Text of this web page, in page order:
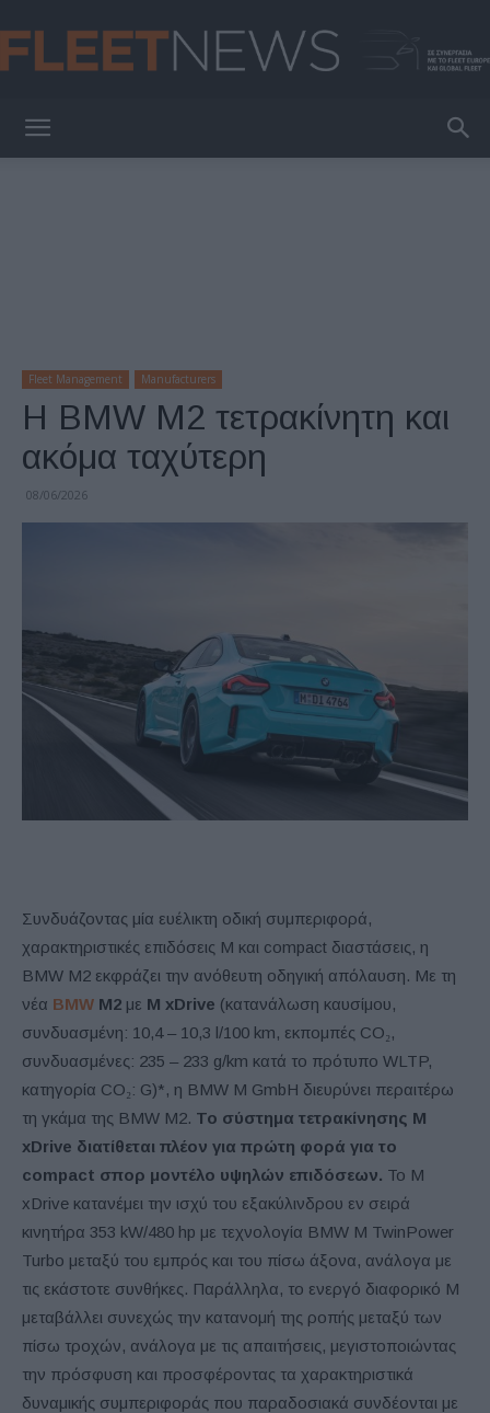
Fleet Management Manufacturers
Η ΒΜW M2 τετρακίνητη και
ακόμα ταχύτερη
08/06/2026
Συνδυάζοντας μία ευέλικτη οδική συμπεριφορά,
χαρακτηριστικές επιδόσεις M και compact διαστάσεις, η
BMW M2 εκφράζει την ανόθευτη οδηγική απόλαυση. Με τη
νέα BMW M2 με M xDrive (κατανάλωση καυσίμου,
συνδυασμένη: 10,4 – 10,3 l/100 km, εκπομπές CO₂,
συνδυασμένες: 235 – 233 g/km κατά το πρότυπο WLTP,
κατηγορία CO₂: G)*, η BMW M GmbH διευρύνει περαιτέρω
τη γκάμα της BMW M2. Το σύστημα τετρακίνησης M
xDrive διατίθεται πλέον για πρώτη φορά για το
compact σπορ μοντέλο υψηλών επιδόσεων. Το M
xDrive κατανέμει την ισχύ του εξακύλινδρου εν σειρά
κινητήρα 353 kW/480 hp με τεχνολογία BMW M TwinPower
Turbo μεταξύ του εμπρός και του πίσω άξονα, ανάλογα με
τις εκάστοτε συνθήκες. Παράλληλα, το ενεργό διαφορικό M
μεταβάλλει συνεχώς την κατανομή της ροπής μεταξύ των
πίσω τροχών, ανάλογα με τις απαιτήσεις, μεγιστοποιώντας
την πρόσφυση και προσφέροντας τα χαρακτηριστικά
δυναμικής συμπεριφοράς που παραδοσιακά συνδέονται με